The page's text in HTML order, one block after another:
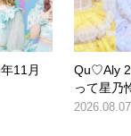
11月
Qu♡Aly
って星乃
2026.08.07